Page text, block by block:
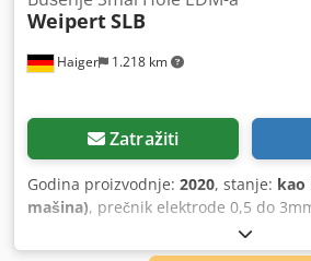
Haiger 1.218 km
WeipertSLB
Zatražiti
Godina proizvodnje: 2020, stanje: kao
mašina), prečnik elektrode 0,5 do
Amgoha putovanja 300x400x350mm )
proverava najbolju moguću safty sve